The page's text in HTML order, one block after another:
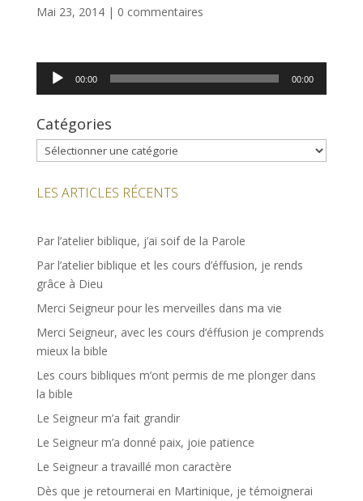
Mai 23, 2014| 0 commentaires
Lecteur
00:00 00:00
Catégories
Catégories
LES ARTICLES RÉCENTS
Par l’atelier biblique, j’ai soif de la Parole
Par l’atelier biblique et les cours d’éffusion, je rends
grâce à Dieu
Merci Seigneur pour les merveilles dans ma vie
Merci Seigneur, avec les cours d’éffusion je comprends
mieux la bible
Les cours bibliques m’ont permis de me plonger dans
la bible
Le Seigneur m’a fait grandir
Le Seigneur m’a donné paix, joie patience
Le Seigneur a travaillé mon caractère
Dès que je retournerai en Martinique, je témoignerai